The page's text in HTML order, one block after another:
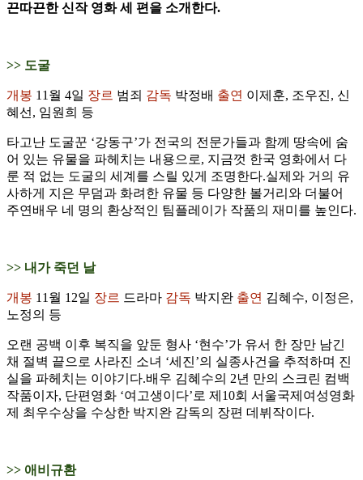
끈따끈한 신작 영화 세 편을 소개한다.
>> 도굴
개봉 11월 4일 장르 범죄 감독 박정배 출연 이제훈, 조우진, 신
혜선, 임원희 등
타고난 도굴꾼 ‘강동구’가 전국의 전문가들과 함께 땅속에 숨
어 있는 유물을 파헤치는 내용으로, 지금껏 한국 영화에서 다
룬 적 없는 도굴의 세계를 스릴 있게 조명한다.실제와 거의 유
사하게 지은 무덤과 화려한 유물 등 다양한 볼거리와 더불어
주연배우 네 명의 환상적인 팀플레이가 작품의 재미를 높인다.
>> 내가 죽던 날
개봉 11월 12일 장르 드라마 감독 박지완 출연 김혜수, 이정은,
노정의 등
오랜 공백 이후 복직을 앞둔 형사 ‘현수’가 유서 한 장만 남긴
채 절벽 끝으로 사라진 소녀 ‘세진’의 실종사건을 추적하며 진
실을 파헤치는 이야기다.배우 김혜수의 2년 만의 스크린 컴백
작품이자, 단편영화 ‘여고생이다’로 제10회 서울국제여성영화
제 최우수상을 수상한 박지완 감독의 장편 데뷔작이다.
>> 애비규환